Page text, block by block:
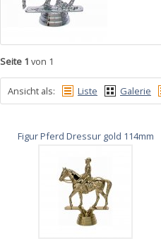
Seite 1 von 1
Ansicht als: Liste Galerie
Figur Pferd Dressur gold 114mm